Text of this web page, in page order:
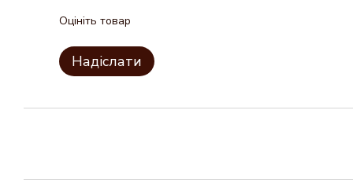
Оцініть товар
Надіслати